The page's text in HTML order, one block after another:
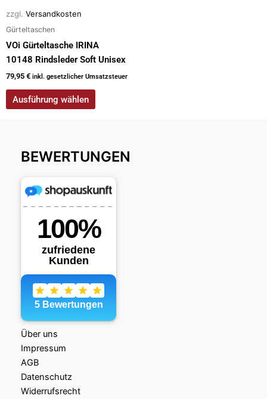
zzgl. Versandkosten
Gürteltaschen
VOi Gürteltasche IRINA
10148 Rindsleder Soft Unisex
79,95 € inkl. gesetzlicher Umsatzsteuer
Ausführung wählen
auf
der
Produktseite
gewählt
werden
BEWERTUNGEN
Über uns
Impressum
AGB
Datenschutz
Widerrufsrecht